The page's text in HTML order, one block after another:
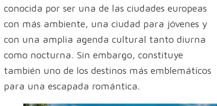
conocida por ser una de las ciudades europeas
con más ambiente, una ciudad para jóvenes y
con una amplia agenda cultural tanto diurna
como nocturna. Sin embargo, constituye
también uno de los destinos más emblemáticos
para una escapada romántica.